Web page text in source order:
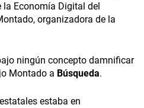
la Economía Digital del
organizadora de la
ningún concepto damnificar
Montado a Búsqueda.
estaba en